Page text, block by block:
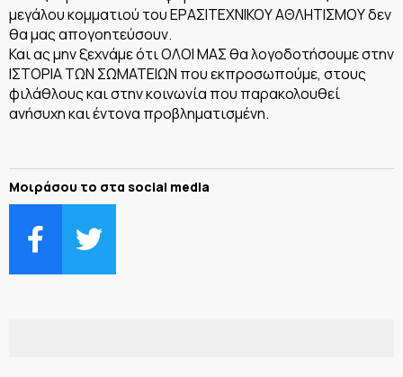
μεγάλου κομματιού του ΕΡΑΣΙΤΕΧΝΙΚΟΥ ΑΘΛΗΤΙΣΜΟΥ δεν
θα μας απογοητεύσουν.
Και ας μην ξεχνάμε ότι ΟΛΟΙ ΜΑΣ θα λογοδοτήσουμε στην
ΙΣΤΟΡΙΑ ΤΩΝ ΣΩΜΑΤΕΙΩΝ που εκπροσωπούμε, στους
φιλάθλους και στην κοινωνία που παρακολουθεί
ανήσυχη και έντονα προβληματισμένη.
Μοιράσου το στα social media